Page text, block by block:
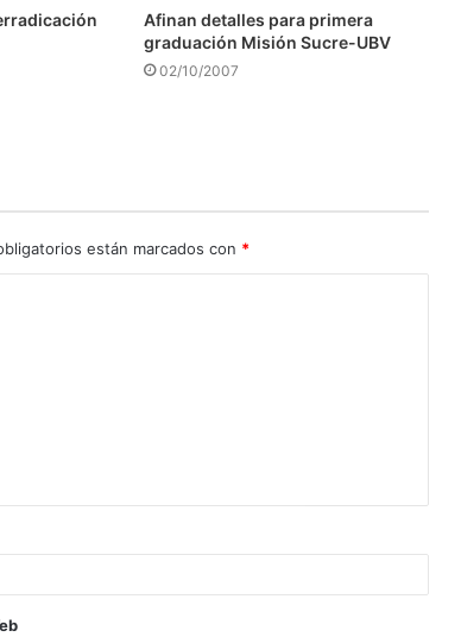
Afinan detalles para primera
graduación Misión Sucre-UBV
02/10/2007
están marcados con *